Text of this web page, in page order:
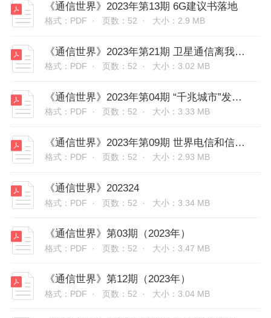
《通信世界》2023年第13期 6G建议书落地
格式：PDF · 页数：52 · 大小：2.9 MB
《通信世界》2023年第21期 卫星通信离我们有多远
格式：PDF · 页数：52 · 大小：3.02 MB
《通信世界》2023年第04期 “千兆城市”发展成绩单
格式：PDF · 页数：52 · 大小：3.33 MB
《通信世界》2023年第09期 世界电信和信息社会日特刊
格式：PDF · 页数：52 · 大小：2.93 MB
《通信世界》202324
格式：PDF · 页数：52 · 大小：3.34 MB
《通信世界》第03期（2023年）
格式：PDF · 页数：52 · 大小：3.47 MB
《通信世界》第12期（2023年）
格式：PDF · 页数：52 · 大小：3.04 MB